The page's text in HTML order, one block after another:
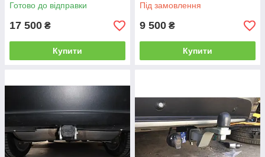
Готово до відправки
17 500 ₴
Купити
Під замовлення
9 500 ₴
Купити